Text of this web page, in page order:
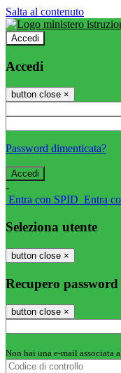
Salta al contenuto
Accedi
Accedi
button close ×
Password dimenticata?
-
Entra con SPID Entra
Seleziona utente
button close ×
Recupero password
button close ×
Non hai una e-mail associata